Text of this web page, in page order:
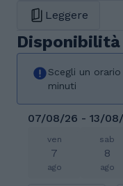
Leggere
Disponibilità
Scegli un
minuti
07/08/26 - 13/
ven
7
ago
sab
8
ago